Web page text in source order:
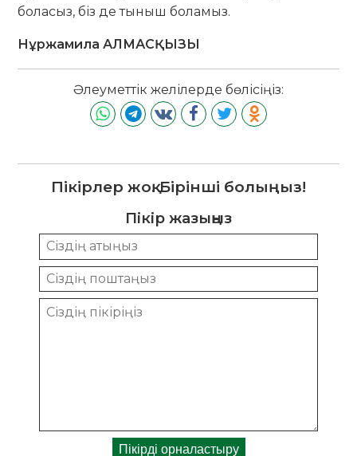
боласыз, біз де тыныш боламыз.
Нұржамила АЛМАСҚЫЗЫ
Әлеуметтік желілерде бөлісіңіз:
Пікірлер жоқ. Бірінші болыңыз!
Пікір жазыңыз